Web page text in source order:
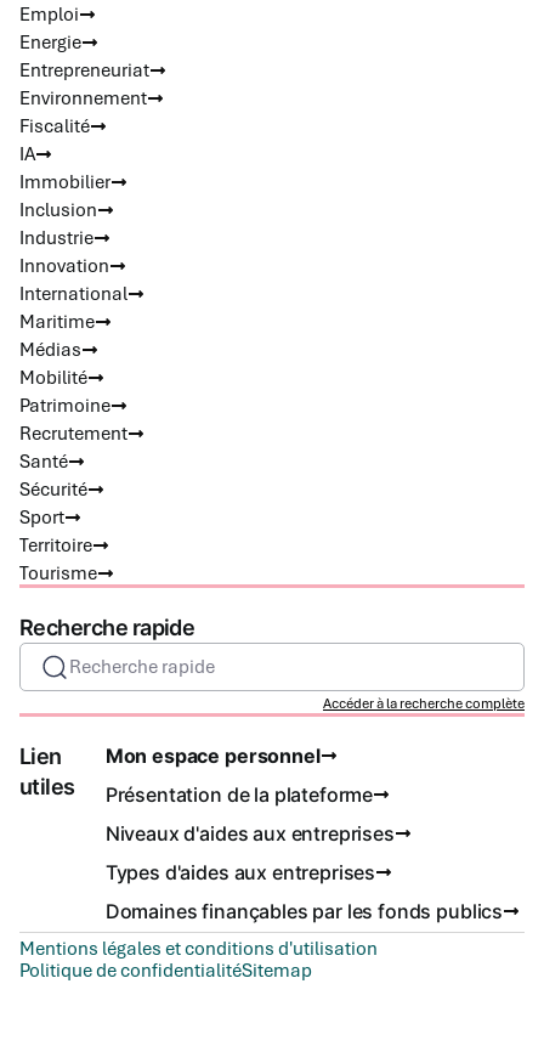
Emploi
Energie
Entrepreneuriat
Environnement
Fiscalité
IA
Immobilier
Inclusion
Industrie
Innovation
International
Maritime
Médias
Mobilité
Patrimoine
Recrutement
Santé
Sécurité
Sport
Territoire
Tourisme
Recherche rapide
Recherche rapide
Accéder à la recherche complète
Lien
utiles
Mon espace personnel
Présentation de la plateforme
Niveaux d'aides aux entreprises
Types d'aides aux entreprises
Domaines finançables par les fonds publics
Mentions légales et conditions d'utilisation
Politique de confidentialitéSitemap